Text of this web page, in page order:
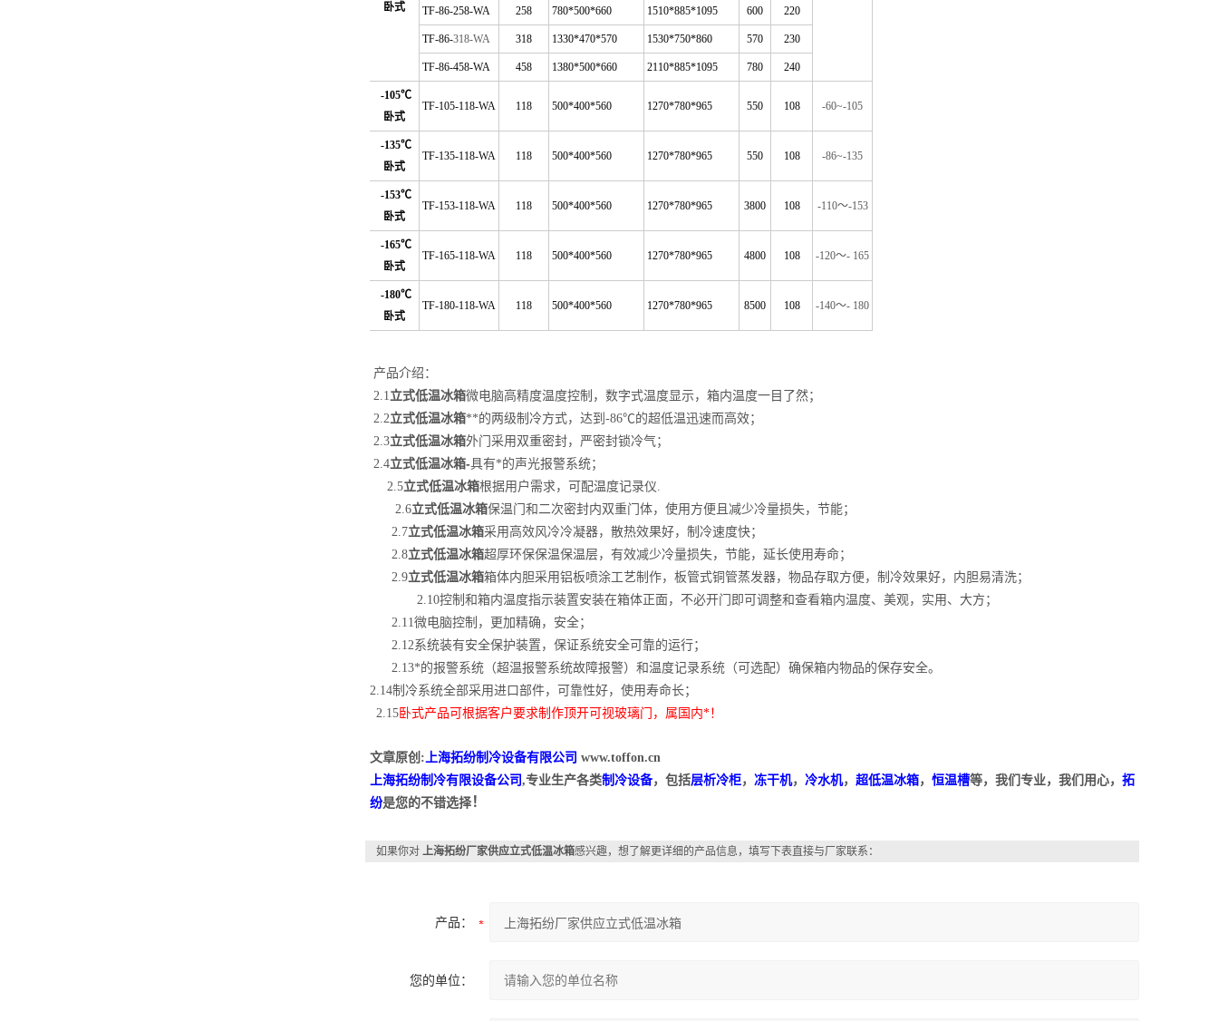
卧式
TF-86-258-WA 258 780*500*660 1510*885*1095 600 220
TF-86-318-WA 318 1330*470*570 1530*750*860 570 230
TF-86-458-WA 458 1380*500*660 2110*885*1095 780 240
-105℃
卧式
TF-105-118-WA 118 500*400*560 1270*780*965 550 108 -60~-105
-135℃
卧式
TF-135-118-WA 118 500*400*560 1270*780*965 550 108 -86~-135
-153℃
卧式
TF-153-118-WA 118 500*400*560 1270*780*965 3800 108 -110～-153
-165℃
卧式
TF-165-118-WA 118 500*400*560 1270*780*965 4800 108 -120～- 165
-180℃
卧式
TF-180-118-WA 118 500*400*560 1270*780*965 8500 108 -140～- 180
产品介绍：
2.1立式低温冰箱微电脑高精度温度控制，数字式温度显示，箱内温度一目了然；
2.2立式低温冰箱**的两级制冷方式，达到-86℃的超低温迅速而高效；
2.3立式低温冰箱外门采用双重密封，严密封锁冷气；
2.4立式低温冰箱-具有*的声光报警系统；
2.5立式低温冰箱根据用户需求，可配温度记录仪.
2.6立式低温冰箱保温门和二次密封内双重门体，使用方便且减少冷量损失，节能；
2.7立式低温冰箱采用高效风冷冷凝器，散热效果好，制冷速度快；
2.8立式低温冰箱超厚环保保温保温层，有效减少冷量损失，节能，延长使用寿命；
2.9立式低温冰箱箱体内胆采用铝板喷涂工艺制作，板管式铜管蒸发器，物品存取方便，制冷效果好，内胆易清洗；
2.10控制和箱内温度指示装置安装在箱体正面，不必开门即可调整和查看箱内温度、美观，实用、大方；
2.11微电脑控制，更加精确，安全；
2.12系统装有安全保护装置，保证系统安全可靠的运行；
2.13*的报警系统（超温报警系统故障报警）和温度记录系统（可选配）确保箱内物品的保存安全。
2.14制冷系统全部采用进口部件，可靠性好，使用寿命长；
2.15卧式产品可根据客户要求制作顶开可视玻璃门，属国内*！
文章原创:上海拓纷制冷设备有限公司 www.toffon.cn
上海拓纷制冷有限设备公司 ,专业生产各类制冷设备，包括层析冷柜， 冻干机， 冷水机， 超低温冰箱， 恒温槽等，我们专业，我们用心， 拓
纷是您的不错选择！
如果你对 上海拓纷厂家供应立式低温冰箱感兴趣，想了解更详细的产品信息，填写下表直接与厂家联系：
产品：
您的单位：